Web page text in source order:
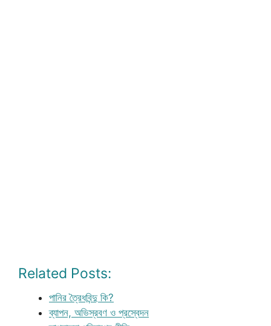
Related Posts:
পানির ত্রৈধবিন্দু কি?
ব্যাপন, অভিস্রবণ ও প্রস্বেদন